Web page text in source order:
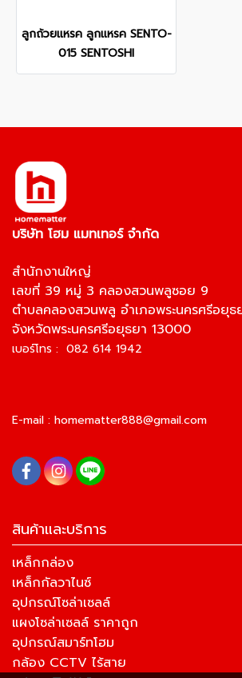
ลูกถ้วยแหรค ลูกแหรค SENTO-
015 SENTOSHI
บริษัท โฮม แมทเทอร์ จำกัด
สำนักงานใหญ่
เลขที่ 39 หมู่ 3 คลองสวนพลูซอย 9
ตำบลคลองสวนพลู อำเภอพระนครศรีอยุธ
จังหวัดพระนครศรีอยุธยา 13000
เบอร์โทร : 082 614 1942
E-mail : homematter888@gmail.com
สินค้าและบริการ
เหล็กกล่อง
เหล็กกัลวาไนซ์
อุปกรณ์โซล่าเซลล์
แผงโซล่าเซลล์ ราคาถูก
อุปกรณ์สมาร์ทโฮม
กล้อง CCTV ไร้สาย